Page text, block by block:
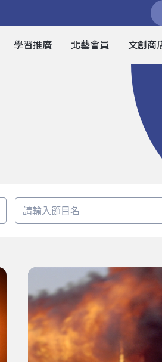
學習推廣 北藝會員 文創商
瓦吉．穆阿瓦「血誓四部曲」
青，劇場的紅鼻子，尊嚴是一